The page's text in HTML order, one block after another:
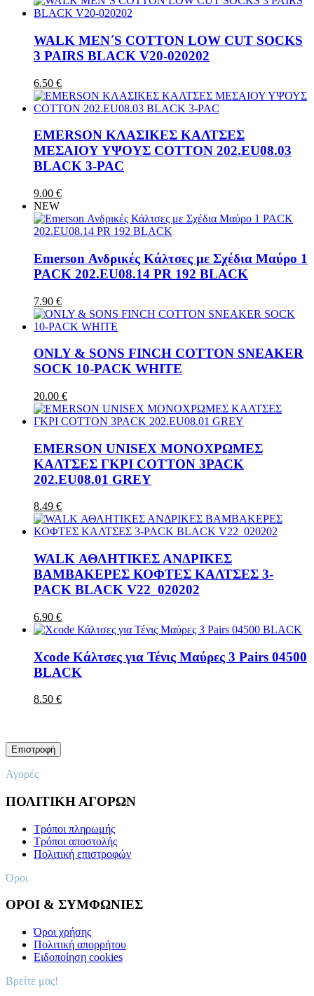
WALK MEN΄S COTTON LOW CUT SOCKS
3 PAIRS BLACK V20-020202
6.50 €
EMERSON ΚΛΑΣΙΚΕΣ ΚΑΛΤΣΕΣ
ΜΕΣΑΙΟΥ ΥΨΟΥΣ COTTON 202.EU08.03
BLACK 3-PAC
9.00 €
NEW
Emerson Ανδρικές Κάλτσες με Σχέδια Μαύρο 1
PACK 202.EU08.14 PR 192 BLACK
7.90 €
ONLY & SONS FINCH COTTON SNEAKER
SOCK 10-PACK WHITE
20.00 €
EMERSON UNISEX ΜΟΝΟΧΡΩΜΕΣ
ΚΑΛΤΣΕΣ ΓΚΡΙ COTTON 3PACK
202.EU08.01 GREY
8.49 €
WALK ΑΘΛΗΤΙΚΕΣ ΑΝΔΡΙΚΕΣ
ΒΑΜΒΑΚΕΡΕΣ ΚΟΦΤΕΣ ΚΑΛΤΣΕΣ 3-
PACK BLACK V22_020202
6.90 €
Xcode Κάλτσες για Τένις Μαύρες 3 Pairs 04500
BLACK
8.50 €
Αγορές
ΠΟΛΙΤΙΚΗ ΑΓΟΡΩΝ
Τρόποι πληρωμής
Τρόποι αποστολής
Πολιτική επιστροφών
Όροι
ΟΡΟΙ & ΣΥΜΦΩΝΙΕΣ
Όροι χρήσης
Πολιτική απορρήτου
Ειδοποίηση cookies
Βρείτε μας!